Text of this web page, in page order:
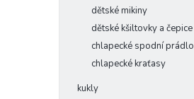
dětské mikiny
dětské kšiltovky a čepice
chlapecké spodní prádlo
chlapecké kraťasy
kukly